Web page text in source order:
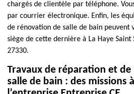
chargés de clientèle par téléphone.
par courrier électronique. Enfin, les
de rénovation de salle de bain peuvent
siège de cette dernière à La Haye Saint
27330.
Travaux de réparation et
salle de bain : des missions